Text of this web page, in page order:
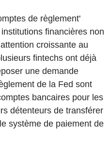
de règlement'
financières non
croissante au
fintechs ont déjà
une demande
de la Fed sont
bancaires pour les
détenteurs de transférer
système de paiement de